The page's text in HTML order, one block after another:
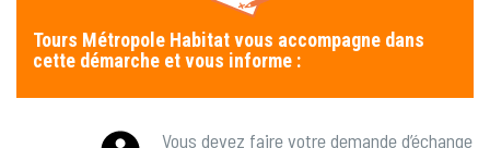
Tours Métropole Habitat vous accompagne dans
cette démarche et vous informe :
Vous devez faire votre demande d’échange